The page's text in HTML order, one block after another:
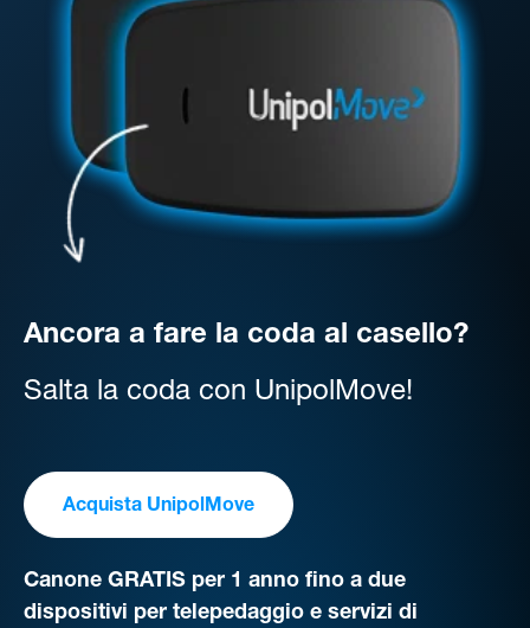
Ancora a fare la coda al casello?
Salta la coda con UnipolMove!
Acquista UnipolMove
Canone GRATIS per 1 anno fino a due
dispositivi per telepedaggio e servizi di